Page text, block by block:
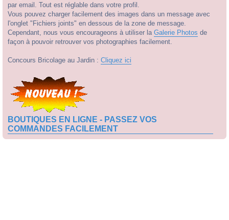
par email. Tout est réglable dans votre profil.
Vous pouvez charger facilement des images dans un message avec
l'onglet "Fichiers joints" en dessous de la zone de message.
Cependant, nous vous encourageons à utiliser la Galerie Photos de
façon à pouvoir retrouver vos photographies facilement.
Concours Bricolage au Jardin : Cliquez ici
BOUTIQUES EN LIGNE - PASSEZ VOS
COMMANDES FACILEMENT